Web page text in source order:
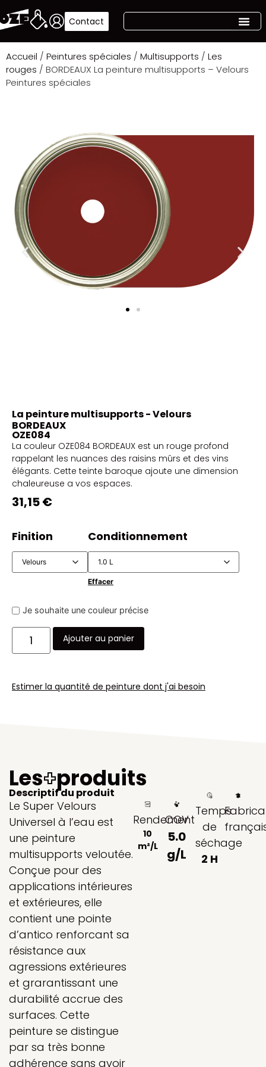
Contact
Accueil / Peintures spéciales / Multisupports / Les
rouges / BORDEAUX La peinture multisupports – Velours
Peintures spéciales
La peinture multisupports - Velours
BORDEAUX
OZE084
La couleur OZE084 BORDEAUX est un rouge profond
rappelant les nuances des raisins mûrs et des vins
élégants. Cette teinte baroque ajoute une dimension
chaleureuse a vos espaces.
31,15 €
Finition Conditionnement
Effacer
Je souhaite une couleur précise
Ajouter au panier
Estimer la quantité de peinture dont j'ai besoin
Les+produits
Descriptif du produit
Le Super Velours
Universel à l’eau est
une peinture
multisupports veloutée.
Conçue pour des
applications intérieures
et extérieures, elle
contient une pointe
d’antico renforcant sa
résistance aux
agressions extérieures
et grarantissant une
durabilité accrue des
surfaces. Cette
peinture se distingue
par sa très bonne
adhérence sans avoir
Rendement
10
m²/L
COV
5.0
g/L
Temps
de
séchage
2 H